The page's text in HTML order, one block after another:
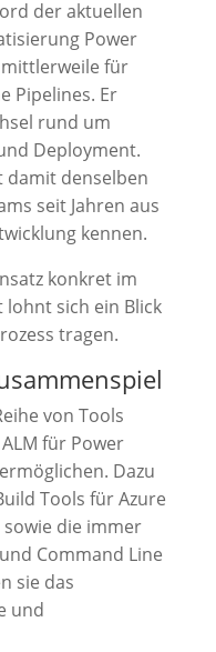
der aktuellen
Power
für
Pipelines. Er
rund um
Deployment.
damit denselben
seit Jahren aus
kennen.
konkret im
lohnt sich ein Blick
tragen.
von Tools
für Power
Dazu
Tools für Azure
sowie die immer
Command Line
sie das
und